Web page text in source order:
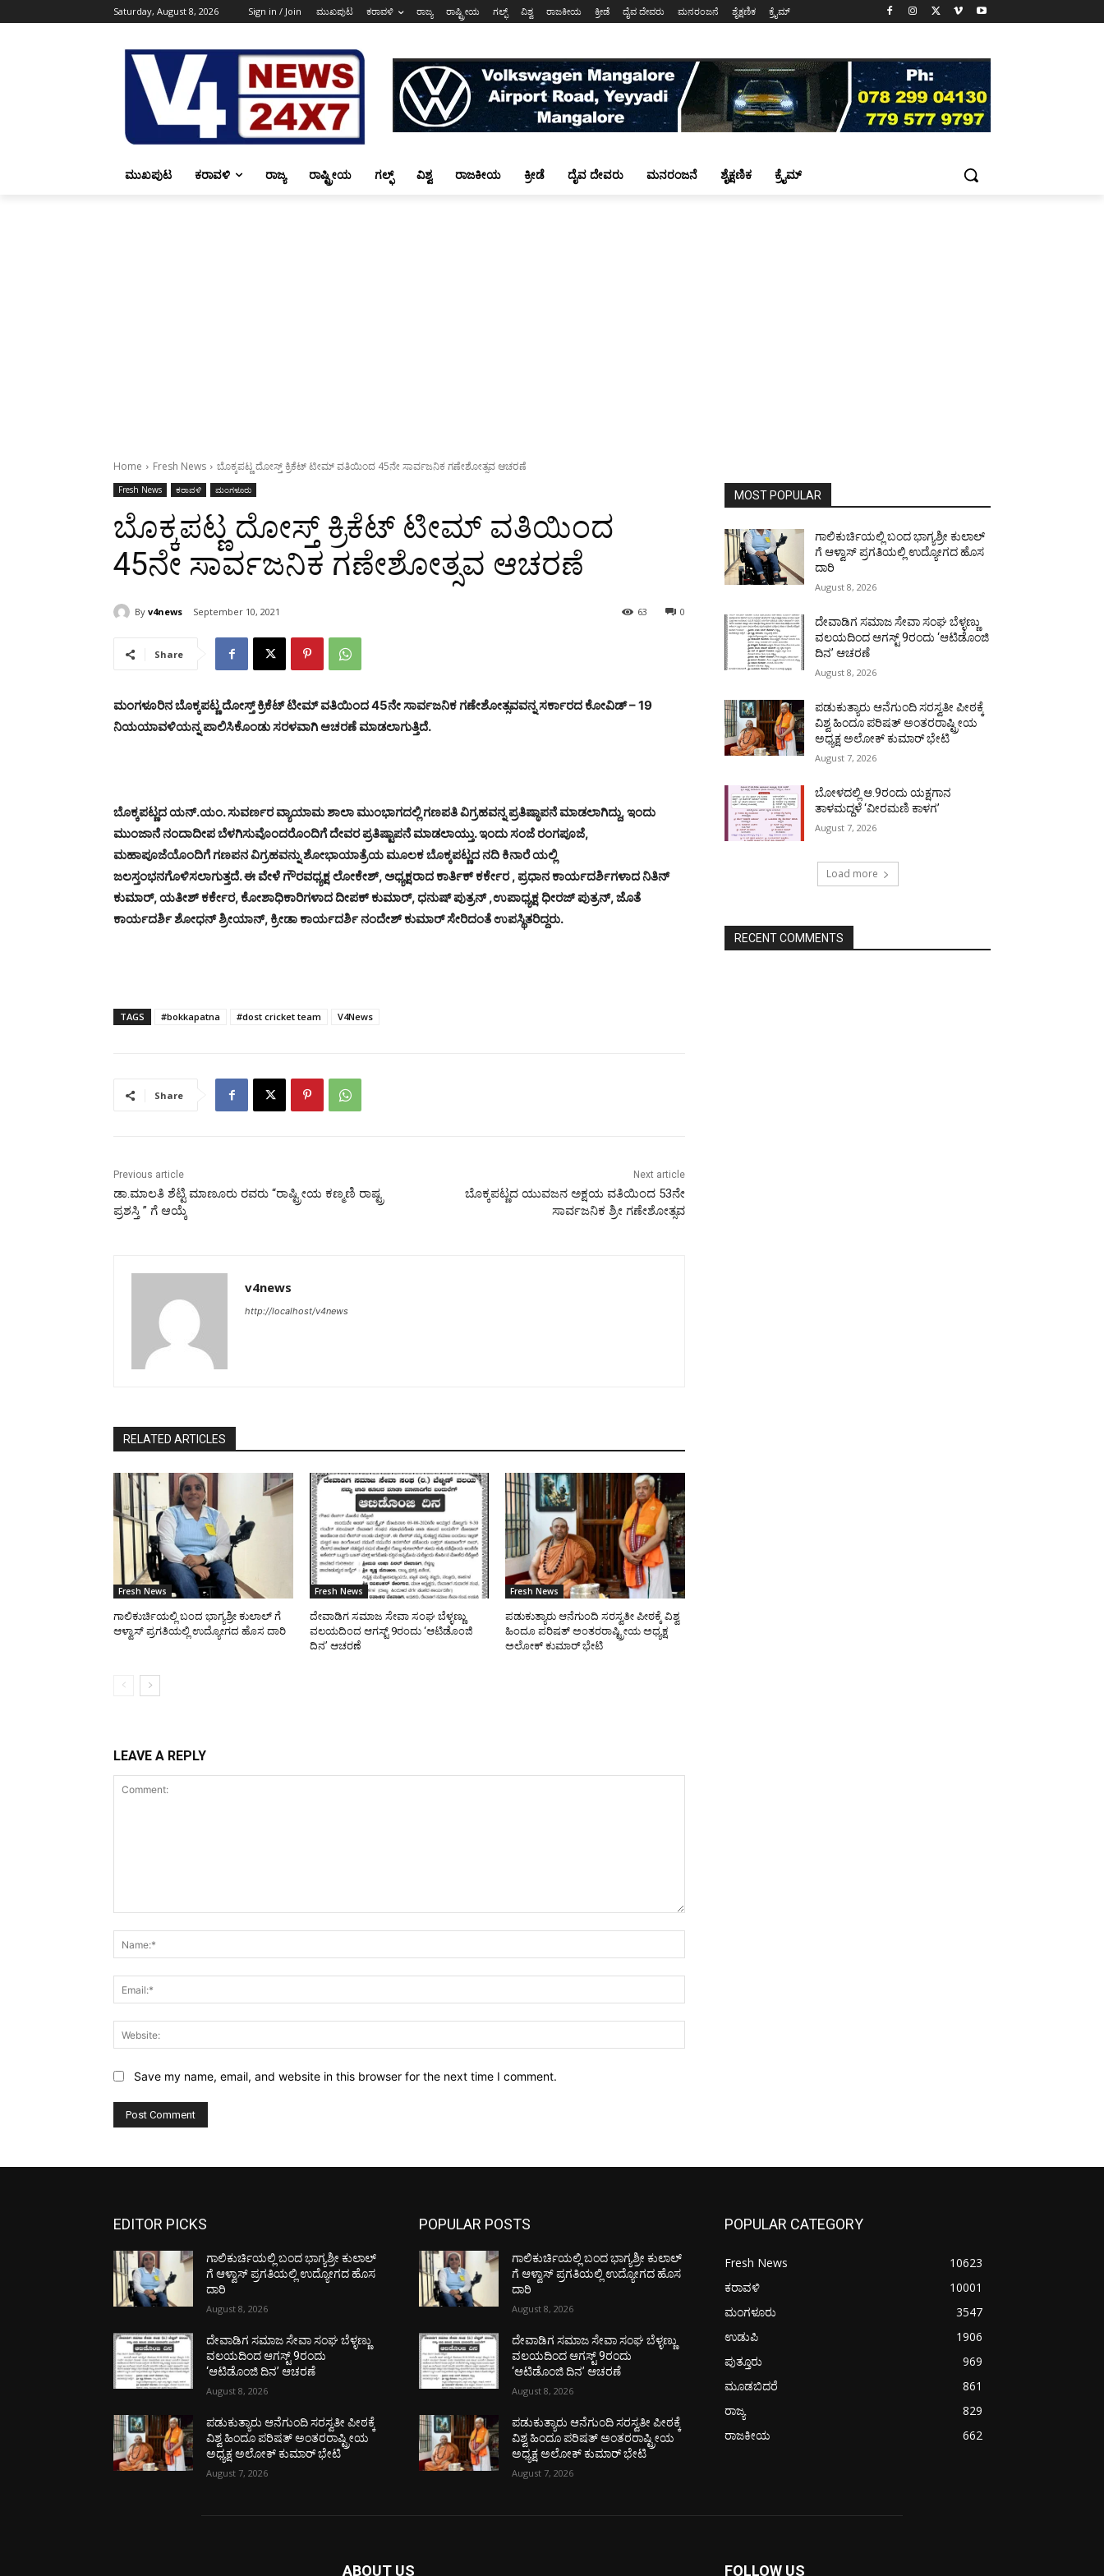
Saturday, August 8, 2026 Sign in / Join ಮುಖಪುಟ ಕರಾವಳಿ ರಾಜ್ಯ ರಾಷ್ಟ್ರೀಯ ಗಲ್ಫ್ ವಿಶ್ವ ರಾಜಕೀಯ ಕ್ರೀಡೆ ದೈವ ದೇವರು ಮನರಂಜನೆ ಶೈಕ್ಷಣಿಕ ಕ್ರೈಮ್
ಮುಖಪುಟ ಕರಾವಳಿ ರಾಜ್ಯ ರಾಷ್ಟ್ರೀಯ ಗಲ್ಫ್ ವಿಶ್ವ ರಾಜಕೀಯ ಕ್ರೀಡೆ ದೈವ ದೇವರು ಮನರಂಜನೆ ಶೈಕ್ಷಣಿಕ ಕ್ರೈಮ್
Home Fresh News ಬೊಕ್ಕಪಟ್ಣ ದೋಸ್ತ್ ಕ್ರಿಕೆಟ್ ಟೀಮ್ ವತಿಯಿಂದ 45ನೇ ಸಾರ್ವಜನಿಕ ಗಣೇಶೋತ್ಸವ ಆಚರಣೆ
Fresh News ಕರಾವಳಿ ಮಂಗಳೂರು
ಬೊಕ್ಕಪಟ್ಣ ದೋಸ್ತ್ ಕ್ರಿಕೆಟ್ ಟೀಮ್ ವತಿಯಿಂದ
45ನೇ ಸಾರ್ವಜನಿಕ ಗಣೇಶೋತ್ಸವ ಆಚರಣೆ
By v4news September 10, 2021 0
63
Share
ಮಂಗಳೂರಿನ ಬೊಕ್ಕಪಟ್ಣ ದೋಸ್ತ್ ಕ್ರಿಕೆಟ್ ಟೀಮ್ ವತಿಯಿಂದ 45ನೇ ಸಾರ್ವಜನಿಕ ಗಣೇಶೋತ್ಸವವನ್ನ ಸರ್ಕಾರದ ಕೋವಿಡ್ – 19
ನಿಯಯಾವಳಿಯನ್ನ ಪಾಲಿಸಿಕೊಂಡು ಸರಳವಾಗಿ ಆಚರಣೆ ಮಾಡಲಾಗುತ್ತಿದೆ.
ಬೊಕ್ಕಪಟ್ಣದ ಯನ್.ಯಂ. ಸುವರ್ಣರ ವ್ಯಾಯಾಮ ಶಾಲಾ ಮುಂಭಾಗದಲ್ಲಿ ಗಣಪತಿ ವಿಗ್ರಹವನ್ನ ಪ್ರತಿಷ್ಠಾಪನೆ ಮಾಡಲಾಗಿದ್ದು, ಇಂದು
ಮುಂಜಾನೆ ನಂದಾದೀಪ ಬೆಳಗಿಸುವೊಂದರೊಂದಿಗೆ ದೇವರ ಪ್ರತಿಷ್ಟಾಪನೆ ಮಾಡಲಾಯ್ತು. ಇಂದು ಸಂಜೆ ರಂಗಪೂಜೆ,
ಮಹಾಪೂಜೆಯೊಂದಿಗೆ ಗಣಪನ ವಿಗ್ರಹವನ್ನು ಶೋಭಾಯಾತ್ರೆಯ ಮೂಲಕ ಬೊಕ್ಕಪಟ್ಣದ ನದಿ ಕಿನಾರೆ ಯಲ್ಲಿ
ಜಲಸ್ತಂಭನಗೊಳಿಸಲಾಗುತ್ತದೆ. ಈ ವೇಳೆ ಗೌರವಧ್ಯಕ್ಷ ಲೋಕೇಶ್, ಅಧ್ಯಕ್ಷರಾದ ಕಾರ್ತಿಕ್ ಕರ್ಕೇರ , ಪ್ರಧಾನ ಕಾರ್ಯದರ್ಶಿಗಳಾದ ನಿತಿನ್
ಕುಮಾರ್, ಯತೀಶ್ ಕರ್ಕೇರ, ಕೋಶಾಧಿಕಾರಿಗಳಾದ ದೀಪಕ್ ಕುಮಾರ್, ಧನುಷ್ ಪುತ್ರನ್ ,ಉಪಾಧ್ಯಕ್ಷ ಧೀರಜ್ ಪುತ್ರನ್, ಜೊತೆ
ಕಾರ್ಯದರ್ಶಿ ಶೋಧನ್ ಶ್ರೀಯಾನ್, ಕ್ರೀಡಾ ಕಾರ್ಯದರ್ಶಿ ನಂದೇಶ್ ಕುಮಾರ್ ಸೇರಿದಂತೆ ಉಪಸ್ಥಿತರಿದ್ದರು.
TAGS #bokkapatna #dost cricket team V4News
Share
Previous article
ಡಾ.ಮಾಲತಿ ಶೆಟ್ಟಿ ಮಾಣೂರು ರವರು “ರಾಷ್ಟ್ರೀಯ ಕಣ್ಮಣಿ ರಾಷ್ಟ್ರ
ಪ್ರಶಸ್ತಿ ” ಗೆ ಆಯ್ಕೆ
Next article
ಬೊಕ್ಕಪಟ್ಣದ ಯುವಜನ ಅಕ್ಷಯ ವತಿಯಿಂದ 53ನೇ
ಸಾರ್ವಜನಿಕ ಶ್ರೀ ಗಣೇಶೋತ್ಸವ
v4news
http://localhost/v4news
RELATED ARTICLES
Fresh News
ಗಾಲಿಕುರ್ಚಿಯಲ್ಲಿ ಬಂದ ಭಾಗ್ಯಶ್ರೀ ಕುಲಾಲ್ ಗೆ
ಆಳ್ವಾಸ್ ಪ್ರಗತಿಯಲ್ಲಿ ಉದ್ಯೋಗದ ಹೊಸ ದಾರಿ
Fresh News
ದೇವಾಡಿಗ ಸಮಾಜ ಸೇವಾ ಸಂಘ ಬೆಳ್ಳಣ್ಣು
ವಲಯದಿಂದ ಆಗಸ್ಟ್ 9ರಂದು ‘ಆಟಿಡೊಂಜಿ
ದಿನ’ ಆಚರಣೆ
Fresh News
ಪಡುಕುತ್ಯಾರು ಆನೆಗುಂದಿ ಸರಸ್ವತೀ ಪೀಠಕ್ಕೆ ವಿಶ್ವ
ಹಿಂದೂ ಪರಿಷತ್ ಅಂತರರಾಷ್ಟ್ರೀಯ ಅಧ್ಯಕ್ಷ
ಅಲೋಕ್ ಕುಮಾರ್ ಭೇಟಿ
LEAVE A REPLY
Save my name, email, and website in this browser for the next time I comment.
MOST POPULAR
ಗಾಲಿಕುರ್ಚಿಯಲ್ಲಿ ಬಂದ ಭಾಗ್ಯಶ್ರೀ ಕುಲಾಲ್
ಗೆ ಆಳ್ವಾಸ್ ಪ್ರಗತಿಯಲ್ಲಿ ಉದ್ಯೋಗದ ಹೊಸ
ದಾರಿ
August 8, 2026
ದೇವಾಡಿಗ ಸಮಾಜ ಸೇವಾ ಸಂಘ ಬೆಳ್ಳಣ್ಣು
ವಲಯದಿಂದ ಆಗಸ್ಟ್ 9ರಂದು ‘ಆಟಿಡೊಂಜಿ
ದಿನ’ ಆಚರಣೆ
August 8, 2026
ಪಡುಕುತ್ಯಾರು ಆನೆಗುಂದಿ ಸರಸ್ವತೀ ಪೀಠಕ್ಕೆ
ವಿಶ್ವ ಹಿಂದೂ ಪರಿಷತ್ ಅಂತರರಾಷ್ಟ್ರೀಯ
ಅಧ್ಯಕ್ಷ ಅಲೋಕ್ ಕುಮಾರ್ ಭೇಟಿ
August 7, 2026
ಬೋಳದಲ್ಲಿ ಆ.9ರಂದು ಯಕ್ಷಗಾನ
ತಾಳಮದ್ದಳೆ ‘ವೀರಮಣಿ ಕಾಳಗ’
August 7, 2026
Load more
RECENT COMMENTS
EDITOR PICKS
ಗಾಲಿಕುರ್ಚಿಯಲ್ಲಿ ಬಂದ ಭಾಗ್ಯಶ್ರೀ ಕುಲಾಲ್
ಗೆ ಆಳ್ವಾಸ್ ಪ್ರಗತಿಯಲ್ಲಿ ಉದ್ಯೋಗದ ಹೊಸ
ದಾರಿ
August 8, 2026
ದೇವಾಡಿಗ ಸಮಾಜ ಸೇವಾ ಸಂಘ ಬೆಳ್ಳಣ್ಣು
ವಲಯದಿಂದ ಆಗಸ್ಟ್ 9ರಂದು
‘ಆಟಿಡೊಂಜಿ ದಿನ’ ಆಚರಣೆ
August 8, 2026
ಪಡುಕುತ್ಯಾರು ಆನೆಗುಂದಿ ಸರಸ್ವತೀ ಪೀಠಕ್ಕೆ
ವಿಶ್ವ ಹಿಂದೂ ಪರಿಷತ್ ಅಂತರರಾಷ್ಟ್ರೀಯ
ಅಧ್ಯಕ್ಷ ಅಲೋಕ್ ಕುಮಾರ್ ಭೇಟಿ
August 7, 2026
POPULAR POSTS
ಗಾಲಿಕುರ್ಚಿಯಲ್ಲಿ ಬಂದ ಭಾಗ್ಯಶ್ರೀ ಕುಲಾಲ್
ಗೆ ಆಳ್ವಾಸ್ ಪ್ರಗತಿಯಲ್ಲಿ ಉದ್ಯೋಗದ ಹೊಸ
ದಾರಿ
August 8, 2026
ದೇವಾಡಿಗ ಸಮಾಜ ಸೇವಾ ಸಂಘ ಬೆಳ್ಳಣ್ಣು
ವಲಯದಿಂದ ಆಗಸ್ಟ್ 9ರಂದು
‘ಆಟಿಡೊಂಜಿ ದಿನ’ ಆಚರಣೆ
August 8, 2026
ಪಡುಕುತ್ಯಾರು ಆನೆಗುಂದಿ ಸರಸ್ವತೀ ಪೀಠಕ್ಕೆ
ವಿಶ್ವ ಹಿಂದೂ ಪರಿಷತ್ ಅಂತರರಾಷ್ಟ್ರೀಯ
ಅಧ್ಯಕ್ಷ ಅಲೋಕ್ ಕುಮಾರ್ ಭೇಟಿ
August 7, 2026
POPULAR CATEGORY
Fresh News
10623
ಕರಾವಳಿ
10001
ಮಂಗಳೂರು
3547
ಉಡುಪಿ
1906
ಪುತ್ತೂರು
969
ಮೂಡಬಿದರೆ
861
ರಾಜ್ಯ
829
ರಾಜಕೀಯ
662
ABOUT US FOLLOW US